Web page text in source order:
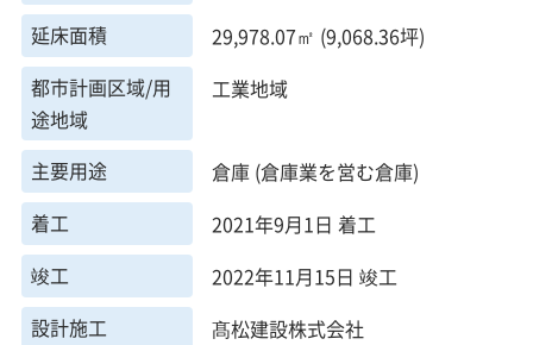
延床面積
29,978.07㎡ (9,068.36坪)
都市計画区域/用
途地域
工業地域
主要用途
倉庫 (倉庫業を営む倉庫)
着工
2021年9月1日 着工
竣工
2022年11月15日 竣工
設計施工
髙松建設株式会社